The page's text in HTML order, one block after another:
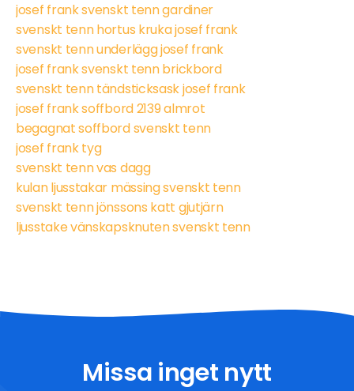
josef frank svenskt tenn gardiner
svenskt tenn hortus kruka josef frank
svenskt tenn underlägg josef frank
josef frank svenskt tenn brickbord
svenskt tenn tändsticksask josef frank
josef frank soffbord 2139 almrot
begagnat soffbord svenskt tenn
josef frank tyg
svenskt tenn vas dagg
kulan ljusstakar mässing svenskt tenn
svenskt tenn jönssons katt gjutjärn
ljusstake vänskapsknuten svenskt tenn
Missa inget nytt